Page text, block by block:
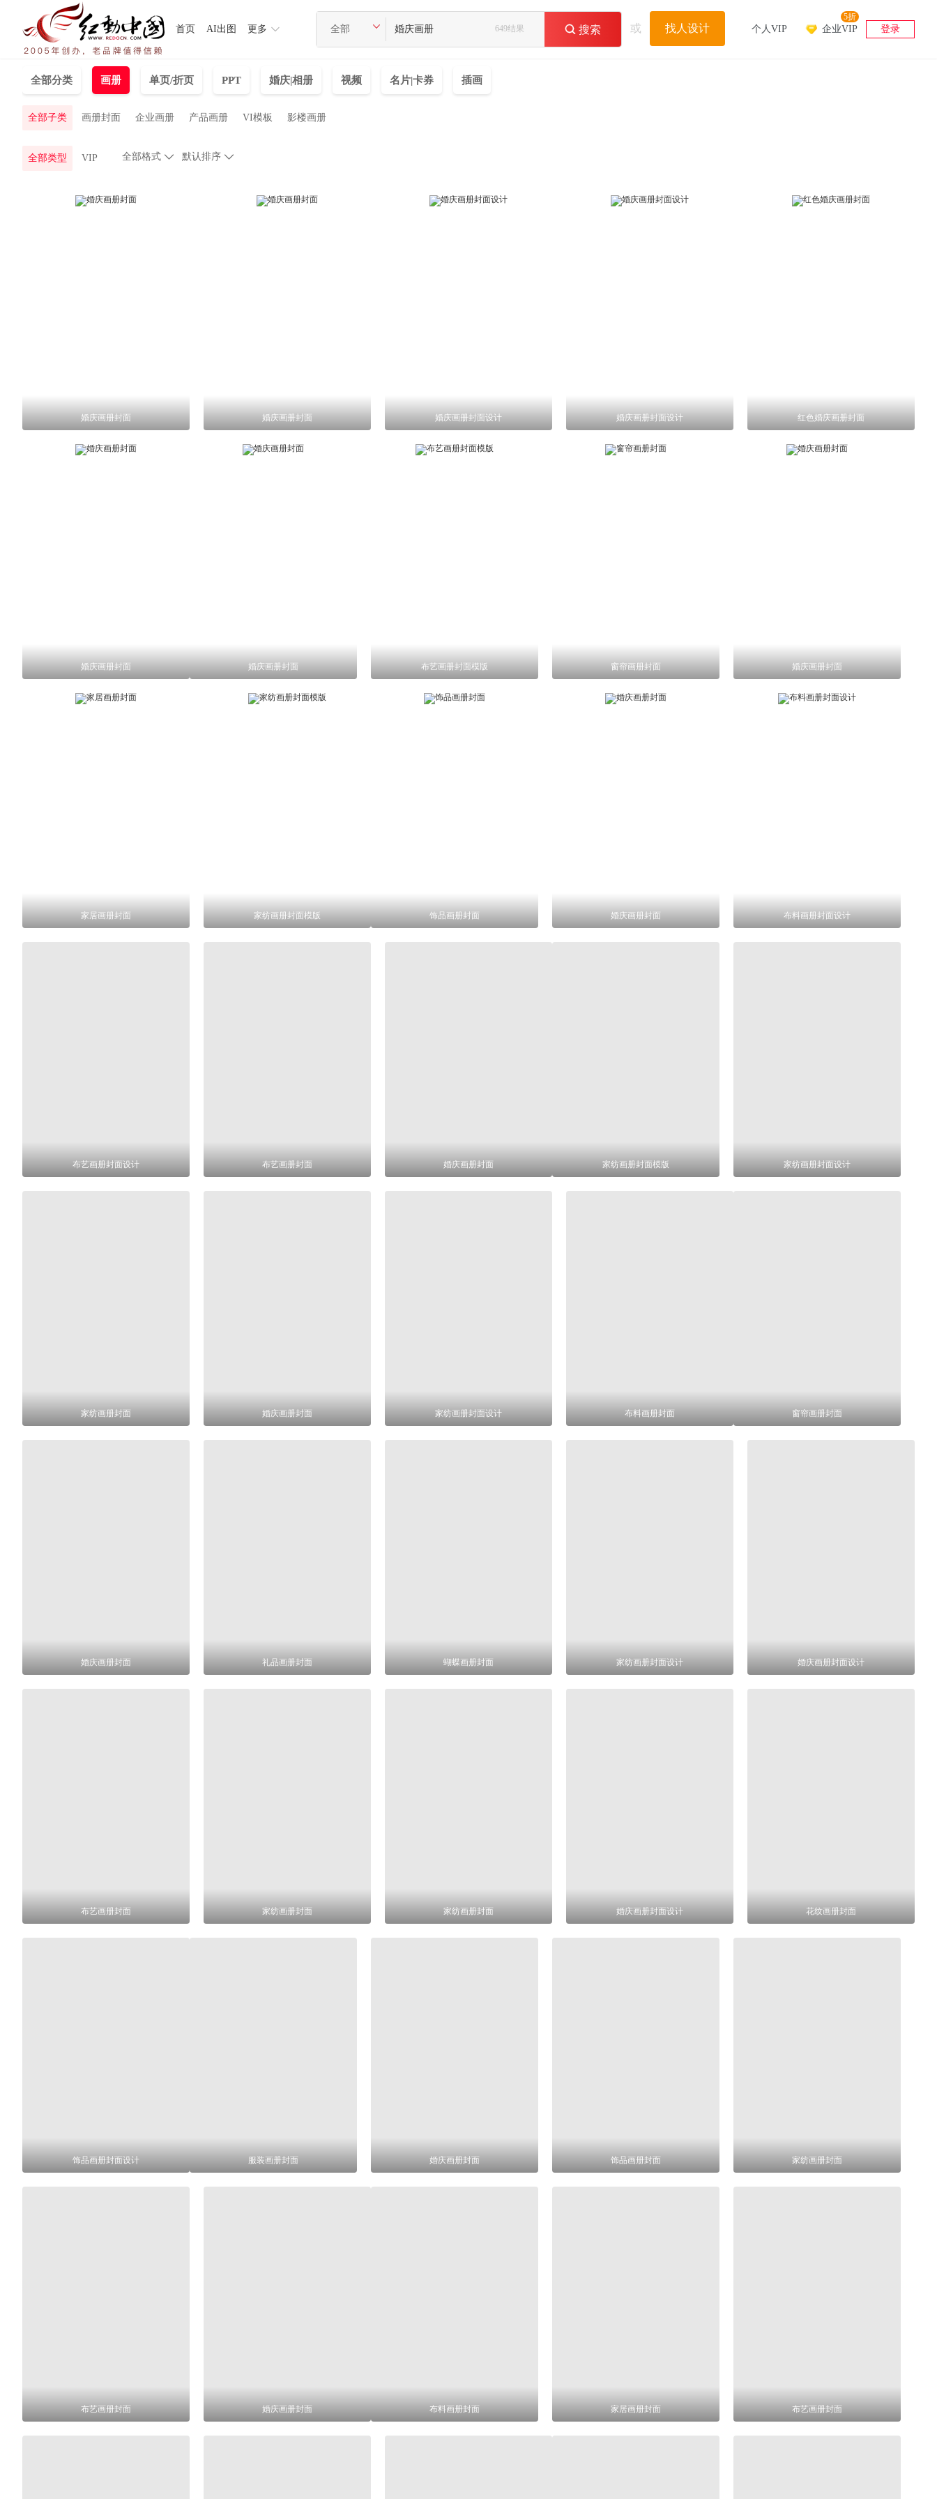
首页 AI出图 更多 全部  搜索
649结果 或 找人设计 个人VIP 企业VIP
5折
登录
全部分类 画册 单页/折页 PPT 婚庆|相册 视频 名片|卡券 插画
全部子类 画册封面 企业画册 产品画册 VI模板 影楼画册
全部类型 VIP 
全部格式 默认排序 
婚庆画册封面 婚庆画册封面 婚庆画册封面设计 婚庆画册封面设计 红色婚庆画册封面
婚庆画册封面 婚庆画册封面 布艺画册封面模版 窗帘画册封面 婚庆画册封面
家居画册封面 家纺画册封面模版 饰品画册封面 婚庆画册封面 布料画册封面设计
布艺画册封面设计 布艺画册封面 婚庆画册封面 家纺画册封面模版 家纺画册封面设计
家纺画册封面 婚庆画册封面 家纺画册封面设计 布料画册封面 窗帘画册封面
婚庆画册封面 礼品画册封面 蝴蝶画册封面 家纺画册封面设计 婚庆画册封面设计
布艺画册封面 家纺画册封面 家纺画册封面 婚庆画册封面设计 花纹画册封面
饰品画册封面设计 服装画册封面 婚庆画册封面 饰品画册封面 家纺画册封面
布艺画册封面 婚庆画册封面 布料画册封面 家居画册封面 布艺画册封面